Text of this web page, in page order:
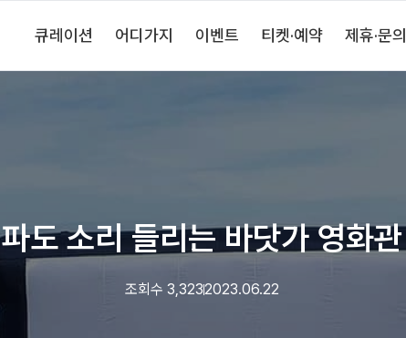
큐레이션 어디가지 이벤트 티켓·예약 제휴·문
파도 소리 들리는 바닷가 영화관
조회수 3,3232023.06.22